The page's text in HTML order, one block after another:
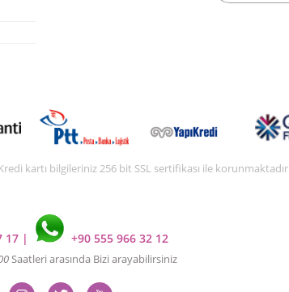
kartı bilgileriniz 256 bit SSL sertifikası ile korunmaktadır
17 | +90 555 966 32 12
Saatleri arasında Bizi arayabilirsiniz